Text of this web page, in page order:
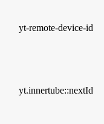
yt-remote-device-id
yt.innertube::nextId